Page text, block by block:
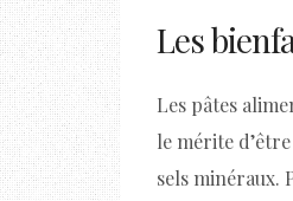
Les
Les pâtes
le mérite
sels minéraux.